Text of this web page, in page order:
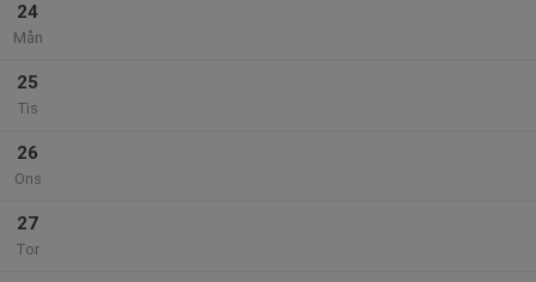
24
Mån
25
Tis
26
Ons
27
Tor